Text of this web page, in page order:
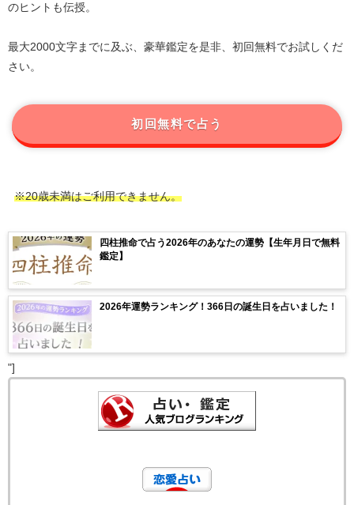
のヒントも伝授。
最大2000文字までに及ぶ、豪華鑑定を是非、初回無料でお試しくだ
さい。
初回無料で占う
※20歳未満はご利用できません。
四柱推命で占う2026年のあなたの運勢【生年月日で無料
鑑定】
2026年運勢ランキング！366日の誕生日を占いました！
"]